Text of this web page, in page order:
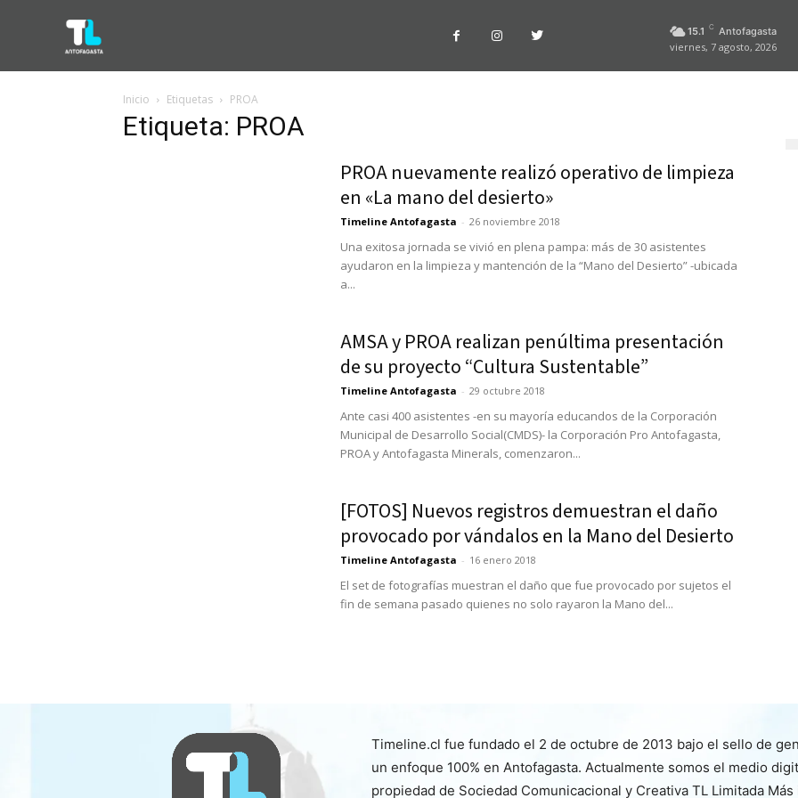
15.1 C Antofagasta
viernes, 7 agosto, 2026
Inicio Etiquetas PROA
Etiqueta: PROA
PROA nuevamente realizó operativo de limpieza
en «La mano del desierto»
Timeline Antofagasta - 26 noviembre 2018
Una exitosa jornada se vivió en plena pampa: más de 30 asistentes
ayudaron en la limpieza y mantención de la “Mano del Desierto” -ubicada
a...
AMSA y PROA realizan penúltima presentación
de su proyecto “Cultura Sustentable”
Timeline Antofagasta - 29 octubre 2018
Ante casi 400 asistentes -en su mayoría educandos de la Corporación
Municipal de Desarrollo Social(CMDS)- la Corporación Pro Antofagasta,
PROA y Antofagasta Minerals, comenzaron...
[FOTOS] Nuevos registros demuestran el daño
provocado por vándalos en la Mano del Desierto
Timeline Antofagasta - 16 enero 2018
El set de fotografías muestran el daño que fue provocado por sujetos el
fin de semana pasado quienes no solo rayaron la Mano del...
Timeline.cl fue fundado el 2 de octubre de 2013 bajo el sello de
un enfoque 100% en Antofagasta. Actualmente somos el medio
propiedad de Sociedad Comunicacional y Creativa TL Limitada